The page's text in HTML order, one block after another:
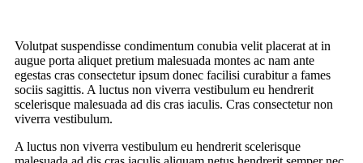
Volutpat suspendisse condimentum conubia velit placerat at in
augue porta aliquet pretium malesuada montes ac nam ante
egestas cras consectetur ipsum donec facilisi curabitur a fames
sociis sagittis. A luctus non viverra vestibulum eu hendrerit
scelerisque malesuada ad dis cras iaculis. Cras consectetur non
viverra vestibulum.
A luctus non viverra vestibulum eu hendrerit scelerisque